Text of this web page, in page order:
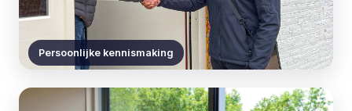
Persoonlijke kennismaking